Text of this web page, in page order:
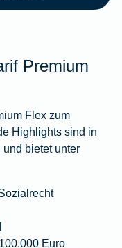
Premium
Flex zum
Highlights sind in
bietet unter
Euro